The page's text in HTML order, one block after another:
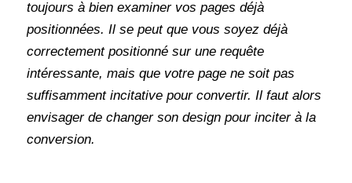
toujours à bien examiner vos pages déjà
positionnées. Il se peut que vous soyez déjà
correctement positionné sur une requête
intéressante, mais que votre page ne soit pas
suffisamment incitative pour convertir. Il faut alors
envisager de changer son design pour inciter à la
conversion.